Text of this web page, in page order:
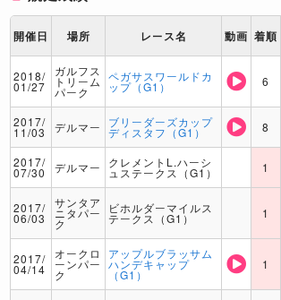
開催日 場所 レース名 動画 着順
2018/
01/27
ガルフス
トリーム
パーク
ペガサスワールドカ
ップ（G1） 6
2017/
11/03 デルマー ブリーダーズカップ
ディスタフ（G1） 8
2017/
07/30 デルマー クレメントL.ハーシ
ュステークス（G1） 1
2017/
06/03
サンタア
ニタパー
ク
ビホルダーマイルス
テークス（G1） 1
2017/
04/14
オークロ
ーンパー
ク
アップルブラッサム
ハンデキャップ
（G1）
1